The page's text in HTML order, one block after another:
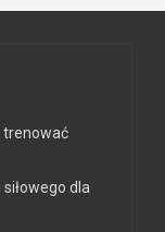
trenować
dla